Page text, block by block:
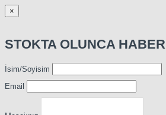
×
STOKTA OLUNCA
İsim/Soyisim
Email